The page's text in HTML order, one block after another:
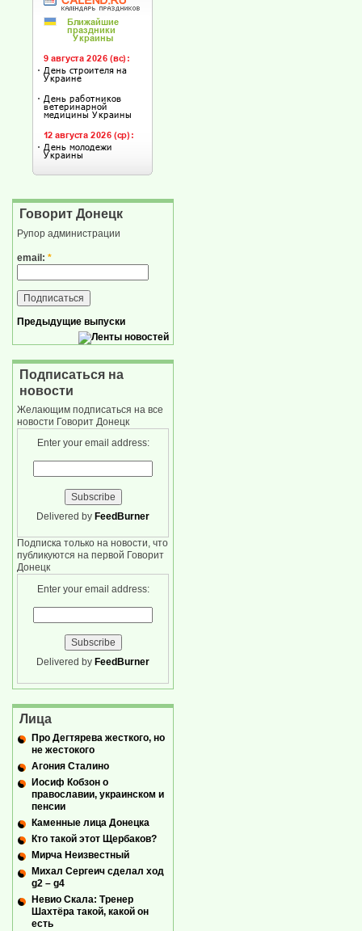
Говорит Донецк
Рупор администрации
email: *
Предыдущие выпуски
Подписаться на
новости
Желающим подписаться на все
новости Говорит Донецк
Enter your email address:
Delivered by FeedBurner
Подписка только на новости, что
публикуются на первой Говорит
Донецк
Enter your email address:
Delivered by FeedBurner
Лица
Про Дегтярева жесткого, но
не жестокого
Агония Сталино
Иосиф Кобзон о
православии, украинском и
пенсии
Каменные лица Донецка
Кто такой этот Щербаков?
Мирча Неизвестный
Михал Сергеич сделал ход
g2 – g4
Невио Скала: Тренер
Шахтёра такой, какой он
есть